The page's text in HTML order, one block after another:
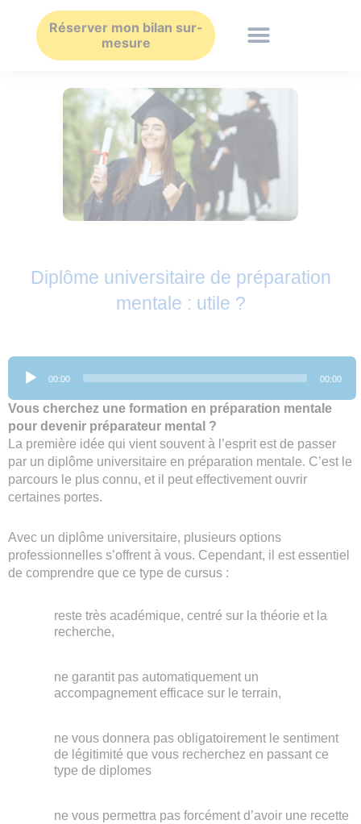
contenu
Réserver mon bilan sur-
mesure
Diplôme universitaire de préparation
mentale : utile ?
Lecteur
audio
00:00 00:00
Vous cherchez une formation en préparation mentale
pour devenir préparateur mental ?
La première idée qui vient souvent à l’esprit est de passer
par un diplôme universitaire en préparation mentale. C’est le
parcours le plus connu, et il peut effectivement ouvrir
certaines portes.
Avec un diplôme universitaire, plusieurs options
professionnelles s’offrent à vous. Cependant, il est essentiel
de comprendre que ce type de cursus :
reste très académique, centré sur la théorie et la
recherche,
ne garantit pas automatiquement un
accompagnement efficace sur le terrain,
ne vous donnera pas obligatoirement le sentiment
de légitimité que vous recherchez en passant ce
type de diplomes
ne vous permettra pas forcément d’avoir une recette